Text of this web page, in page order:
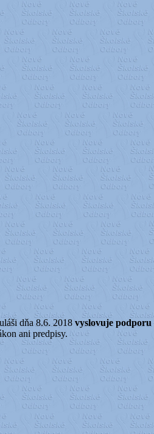
dňa 8.6. 2018 vyslovuje podporu
ani predpisy.